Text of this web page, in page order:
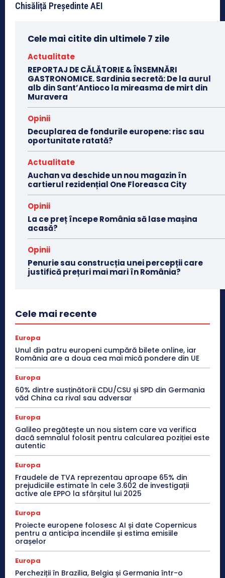
Chisăliță Președinte AEI
Cele mai citite din ultimele 7 zile
Actualitate
REPORTAJ DE CĂLĂTORIE & ÎNSEMNĂRI
GASTRONOMICE. Sardinia secretă: De la aurul
alb din Sant’Antioco la mireasma de mirt din
Muravera
Opinii
Decuplarea de fondurile europene: risc sau
oportunitate ratată?
Actualitate
Auchan va deschide un nou magazin în
cartierul rezidențial One Floreasca City
Opinii
La ce preț începe România să lase mașina
acasă?
Opinii
Penurie sau construcția unei percepții care
justifică prețuri mai mari în România?
Cele mai recente
Europa
Unul din patru europeni cumpără bilete online, iar
România are a doua cea mai mică pondere din UE
Europa
60% dintre susținătorii CDU/CSU și SPD din Germania
văd China ca rival sau adversar
Europa
Galileo pregătește un nou sistem care va verifica
dacă semnalul folosit pentru calcularea poziției este
autentic
Europa
Fraudele de TVA reprezentau aproape 65% din
prejudiciile estimate în cele 3.602 de investigații
active ale EPPO la sfârșitul lui 2025
Europa
Proiecte europene folosesc AI și date Copernicus
pentru a anticipa incendiile și estima emisiile
orașelor
Europa
Percheziții în Brazilia, Belgia și Germania într-o